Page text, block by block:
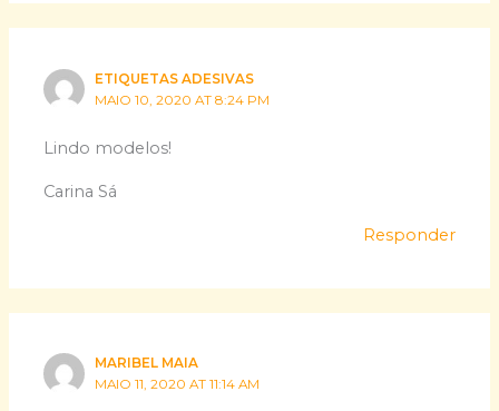
ETIQUETAS ADESIVAS
MAIO 10, 2020 AT 8:24 PM
Lindo modelos!
Carina Sá
Responder
MARIBEL MAIA
MAIO 11, 2020 AT 11:14 AM